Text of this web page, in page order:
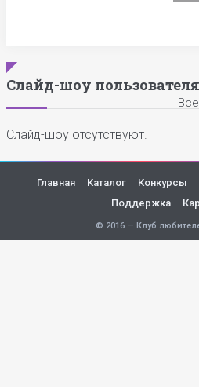
Слайд-шоу пользователя
Слайд-шоу отсутствуют.
Главная Каталог Конкурсы
Поддержка
© 2016 — Клуб